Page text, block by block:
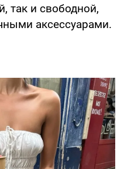
так и свободной,
аксессуарами.